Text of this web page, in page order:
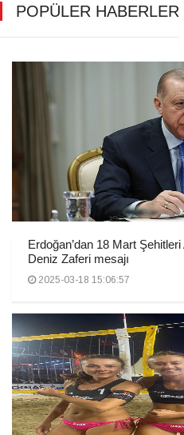
POPÜLER HABERLER
Erdoğan’dan 18 Mart
Deniz Zaferi mesajı
2025-03-18 15:06:57